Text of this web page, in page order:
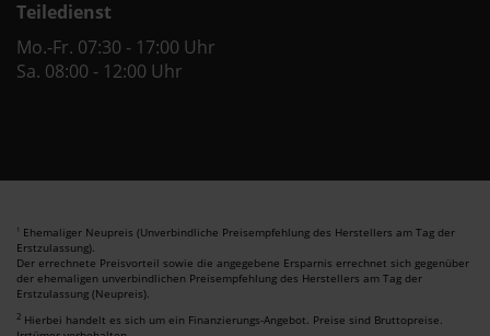
Teiledienst
Mo.-Fr. 07:30 - 17:00 Uhr
Sa. 08:00 - 12:00 Uhr
1 Ehemaliger Neupreis (Unverbindliche Preisempfehlung des Herstellers am Tag der
Erstzulassung).
Der errechnete Preisvorteil sowie die angegebene Ersparnis errechnet sich gegenüber
der ehemaligen unverbindlichen Preisempfehlung des Herstellers am Tag der
Erstzulassung (Neupreis).
2 Hierbei handelt es sich um ein Finanzierungs-Angebot. Preise sind Bruttopreise.